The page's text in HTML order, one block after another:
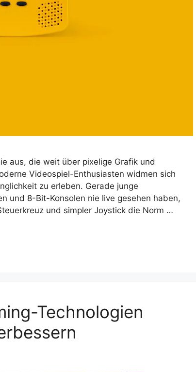
aus, die weit über pixelige Grafik und
Videospiel-Enthusiasten widmen sich
zu erleben. Gerade junge
und 8-Bit-Konsolen nie live gesehen haben,
und simpler Joystick die Norm …
Technologien